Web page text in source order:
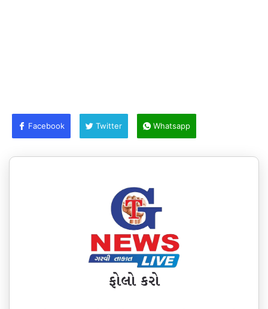
Facebook Twitter Whatsapp
ફોલો કરો